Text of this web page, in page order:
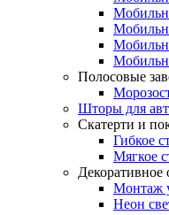
Полосовые
Шторы для
Скатерти и
Гибкое
Мягкое
Декоративное
Монтаж
Неон